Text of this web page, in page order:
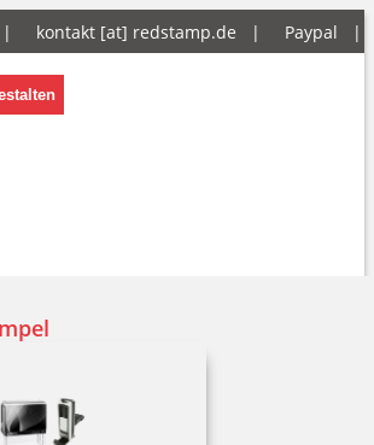
| kontakt [at] redstamp.de | Paypal